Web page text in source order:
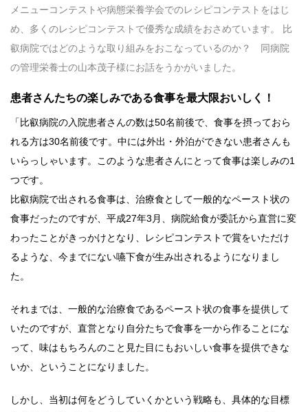
メニューコンテストや病態栄養学会でのレシピコンテストをはじ
め、多くのレシピコンテストで優秀な成績をおさめています。 比
叡病院ではどのような取り組みをおこなっているのか？ 同病院
の管理栄養士の山本茂子様にお話をうかがいました。
患者さんたちの楽しみである食事を最大限おいしく！
「比叡病院の入院患者さんの数は50名前後で、食事を摂っておら
れる方は30名前後です。中には外出・外泊ができない患者さんも
いらっしゃいます。このような患者さんにとって食事は楽しみの1
つです。
比叡病院で出される食事は、治療食として一般的なペースト状の
食事だったのですが、平成27年3月、病院給食が委託から直営に変
わったことがきっかけとなり、レシピコンテストで賞をいただけ
るような、今までにない嚥下食が生み出されるようになりまし
た。
それまでは、一般的な治療食であるペースト状の食事を提供して
いたのですが、直営となり自分たちで食事を一から作ることにな
って、味はもちろんのこと見た目にもおいしい食事を提供できな
いか、ということになりました。
しかし、当初は何をどうしていくかという戦略も、具体的な目標